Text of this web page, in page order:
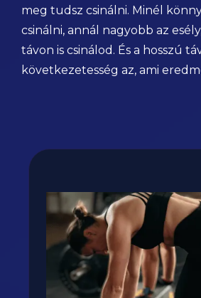
meg tudsz csinálni. Minél
csinálni, annál nagyobb az
távon is csinálod. És a hosszú
következetesség az, ami
Fogyj, izmosodj
GetFIT App-al!
Kalória és tápanyag terv,
edzés vár rád appunkban -